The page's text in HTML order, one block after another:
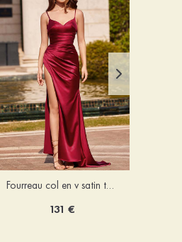
Fourreau col en v satin traîne balayage robe de bal
131 €